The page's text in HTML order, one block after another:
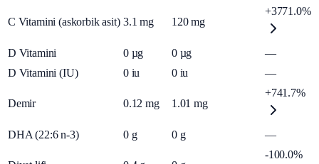
C Vitamini (askorbik asit) 3.1 mg 120 mg
+3771.0%
D Vitamini 0 µg 0 µg
—
D Vitamini (IU)
0 iu 0 iu —
Demir 0.12 mg 1.01 mg
+741.7%
DHA (22:6 n-3) 0 g 0 g —
-100.0%